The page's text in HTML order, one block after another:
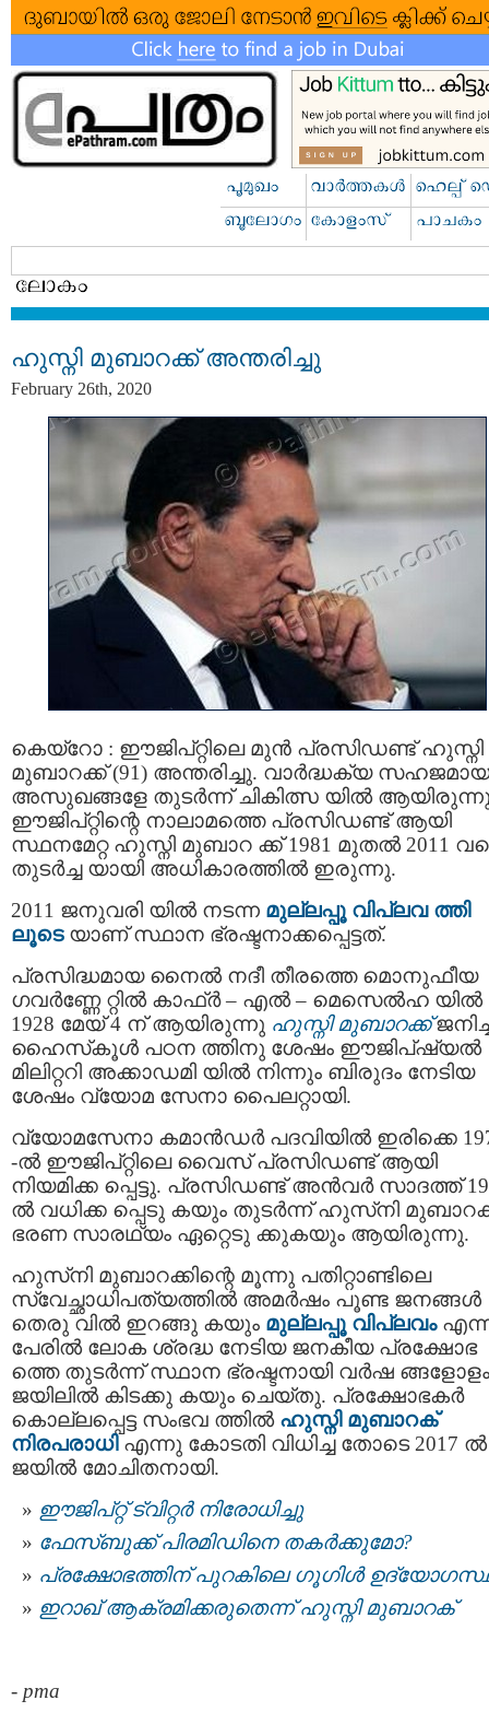
ഹുസ്നി മുബാറക്ക് അന്തരിച്ചു
February 26th, 2020
കെയ്റോ : ഈജിപ്റ്റിലെ മുന്‍ പ്രസിഡണ്ട് ഹുസ്നി
മുബാറക്ക് (91) അന്തരിച്ചു. വാര്‍ദ്ധക്യ സഹജമായ
അസുഖങ്ങളേ തുടര്‍ന്ന് ചികിത്സ യില്‍
ഈജിപ്റ്റിന്റെ നാലാമത്തെ പ്രസിഡണ്ട് ആയി
സ്ഥനമേറ്റ ഹുസ്നി മുബാറ ക്ക് 1981 മുതല്‍ 2011
തുടര്‍ച്ച യായി അധികാരത്തില്‍ ഇരുന്നു.
2011 ജനുവരി യില്‍ നടന്ന മുല്ലപ്പൂ വിപ്ലവ ത്തി
ലൂടെയാണ് സ്ഥാന ഭ്രഷ്ടനാക്കപ്പെട്ടത്.
പ്രസിദ്ധമായ നൈല്‍ നദീ തീരത്തെ മൊനുഫീയ
ഗവര്‍ണ്ണേ റ്റില്‍ കാഫ്ര്‍ – എല്‍ – മെസെല്‍ഹ യില്‍
1928 മേയ് 4 ന് ആയിരുന്നു ഹുസ്നി മുബാറക്ക്
ഹൈസ്‌കൂള്‍ പഠന ത്തിനു ശേഷം ഈജിപ്ഷ്യല്‍
മിലിറ്ററി അക്കാഡമി യില്‍ നിന്നും ബിരുദം നേടിയ
ശേഷം വ്യോമ സേനാ പൈലറ്റായി.
വ്യോമസേനാ കമാൻഡര്‍ പദവിയില്‍ ഇരിക്കെ
-ൽ ഈജിപ്റ്റിലെ വൈസ് പ്രസിഡണ്ട് ആയി
നിയമിക്ക പ്പെട്ടു. പ്രസിഡണ്ട് അൻവർ സാദത്ത്
ൽ വധിക്ക പ്പെടു കയും തുടർന്ന് ഹുസ്‌നി
ഭരണ സാരഥ്യം ഏറ്റെടു ക്കുകയും ആയിരുന്നു.
ഹുസ്‌നി മുബാറക്കിന്റെ മൂന്നു പതിറ്റാണ്ടിലെ
സ്വേച്ഛാധിപത്യത്തില്‍ അമര്‍ഷം പൂണ്ട ജനങ്ങള്‍
തെരു വില്‍ ഇറങ്ങു കയും മുല്ലപ്പൂ വിപ്ലവം
പേരില്‍ ലോക ശ്രദ്ധ നേടിയ ജനകീയ പ്രക്ഷോഭ
ത്തെ തുടർന്ന് സ്ഥാന ഭ്രഷ്ടനായി വര്‍ഷ ങ്ങളോളം
ജയിലില്‍ കിടക്കു കയും ചെയ്തു. പ്രക്ഷോഭകർ
കൊല്ലപ്പെട്ട സംഭവ ത്തിൽ ഹുസ്നി മുബാറക്
നിരപരാധിഎന്നു കോടതി വിധിച്ച തോടെ 2017 ല്‍
ജയില്‍ മോചിതനായി.
ഈജിപ്റ്റ്‌ ട്വിറ്റര്‍ നിരോധിച്ചു
ഫേസ്ബുക്ക് പിരമിഡിനെ തകര്‍ക്കുമോ?
പ്രക്ഷോഭത്തിന് പുറകിലെ ഗൂഗിള്‍
ഇറാഖ്‌ ആക്രമിക്കരുതെന്ന് ഹുസ്നി മുബാറക്‌
- pma